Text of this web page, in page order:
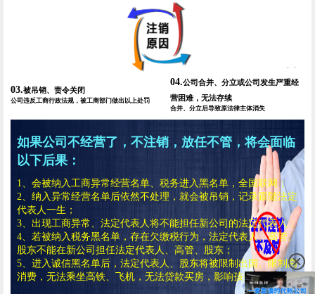
03.被吊销、责令关闭
公司违反工商行政法规，被工商部门做出以上处罚
04.公司合并、分立或公司发生严重经
营困难，无法存续
合并、分立后导致原法律主体消失
如果公司不经营了，不注销，放任不管，将会面临
以下后果：
1、会被纳入工商异常经营名单、税务进入黑名单，全国联网；
2、纳入异常经营名单后依然不处理，就会被吊销，记录跟随法定
代表人一生；
3、出现工商异常、法定代表人将不能担任新公司的法定代表人；
4、若被纳入税务黑名单，存在欠缴税行为，法定代表人、高管、
股东不能在新公司担任法定代表人、高管、股东；
5、进入诚信黑名单后，法定代表人、股东将被限制出国、限制高
消费，无法乘坐高铁、飞机，无法贷款买房，影响孩子升学